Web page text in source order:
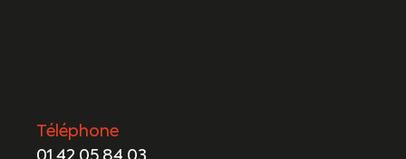
Téléphone